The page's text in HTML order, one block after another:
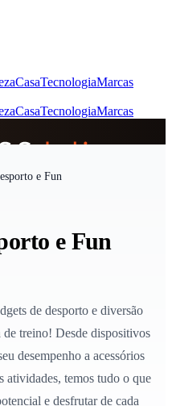
CasaTecnologiaMarcas
CasaTecnologiaMarcas
e Fun
e Fun
de desporto e diversão
treino! Desde dispositivos
desempenho a acessórios
atividades, temos tudo o que
e desfrutar de cada